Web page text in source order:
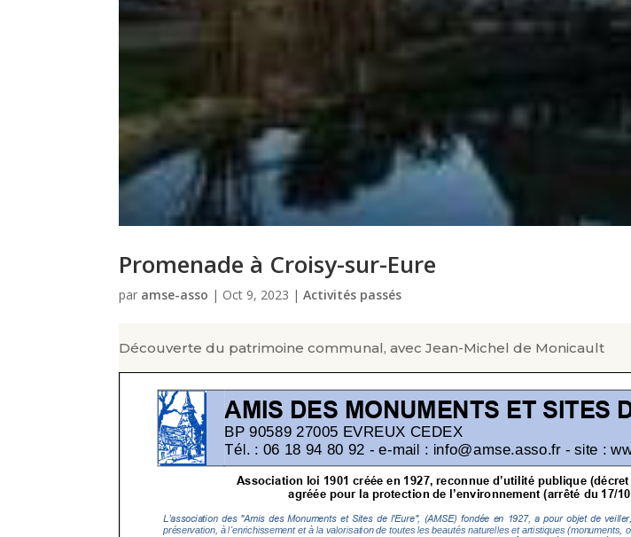
Promenade à Croisy-sur-Eure
par amse-asso | Oct 9, 2023 |Activités passés
Découverte du patrimoine communal, avec Jean-Michel de Monicault